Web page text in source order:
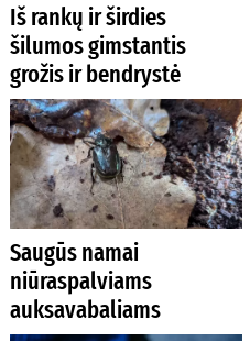
Iš rankų ir širdies
šilumos gimstantis
grožis ir bendrystė
Saugūs namai
niūraspalviams
auksavabaliams